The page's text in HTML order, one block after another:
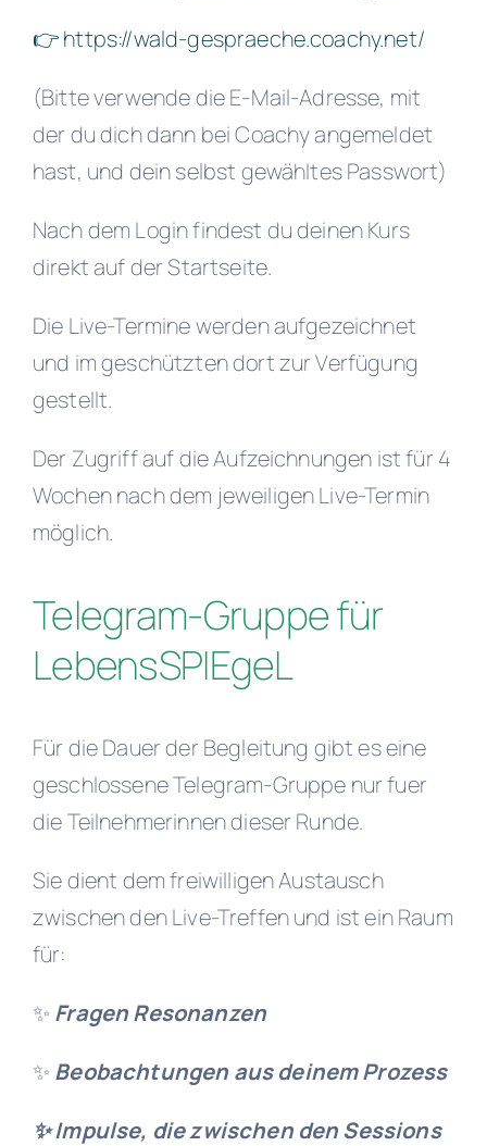
👉 https://wald-gespraeche.coachy.net/
(Bitte verwende die E-Mail-Adresse, mit
der du dich dann bei Coachy angemeldet
hast, und dein selbst gewähltes Passwort)
Nach dem Login findest du deinen Kurs
direkt auf der Startseite.
Die Live-Termine werden aufgezeichnet
und im geschützten dort zur Verfügung
gestellt.
Der Zugriff auf die Aufzeichnungen ist für 4
Wochen nach dem jeweiligen Live-Termin
möglich.
Telegram-Gruppe für
LebensSPIEgeL
Für die Dauer der Begleitung gibt es eine
geschlossene Telegram-Gruppe nur fuer
die Teilnehmerinnen dieser Runde.
Sie dient dem freiwilligen Austausch
zwischen den Live-Treffen und ist ein Raum
für:
✨FragenResonanzen
✨Beobachtungen aus deinem Prozess
✨Impulse, die zwischen den Sessions